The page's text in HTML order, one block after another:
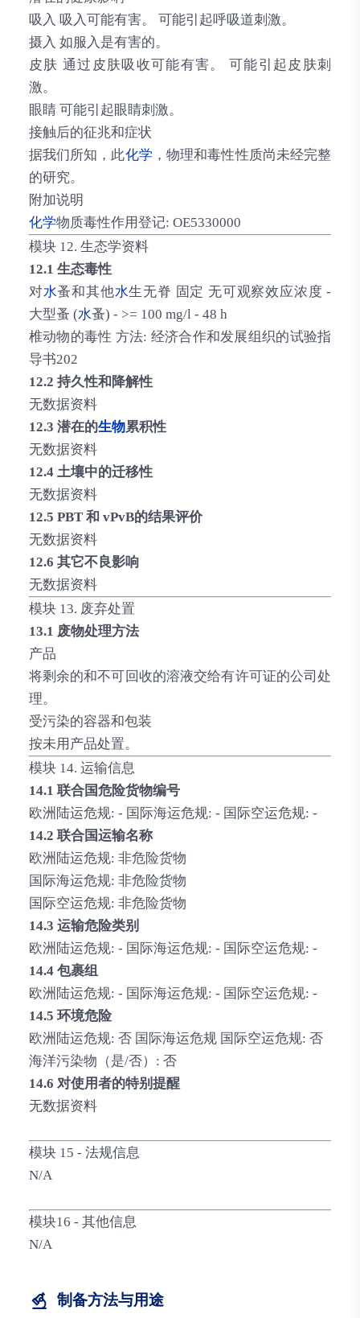
吸入 吸入可能有害。 可能引起呼吸道刺激。
摄入 如服入是有害的。
皮肤 通过皮肤吸收可能有害。 可能引起皮肤刺
激。
眼睛 可能引起眼睛刺激。
接触后的征兆和症状
据我们所知，此化学 ，物理和毒性性质尚未经完整
的研究。
附加说明
化学物质毒性作用登记: OE5330000
模块 12. 生态学资料
12.1 生态毒性
对水蚤和其他水生无脊 固定 无可观察效应浓度 -
大型蚤 (水蚤) - >= 100 mg/l - 48 h
椎动物的毒性 方法: 经济合作和发展组织的试验指
导书202
12.2 持久性和降解性
无数据资料
12.3 潜在的生物累积性
无数据资料
12.4 土壤中的迁移性
无数据资料
12.5 PBT 和 vPvB的结果评价
无数据资料
12.6 其它不良影响
无数据资料
模块 13. 废弃处置
13.1 废物处理方法
产品
将剩余的和不可回收的溶液交给有许可证的公司处
理。
受污染的容器和包装
按未用产品处置。
模块 14. 运输信息
14.1 联合国危险货物编号
欧洲陆运危规: - 国际海运危规: - 国际空运危规: -
14.2 联合国运输名称
欧洲陆运危规: 非危险货物
国际海运危规: 非危险货物
国际空运危规: 非危险货物
14.3 运输危险类别
欧洲陆运危规: - 国际海运危规: - 国际空运危规: -
14.4 包裹组
欧洲陆运危规: - 国际海运危规: - 国际空运危规: -
14.5 环境危险
欧洲陆运危规: 否 国际海运危规 国际空运危规: 否
海洋污染物（是/否）: 否
14.6 对使用者的特别提醒
无数据资料
模块 15 - 法规信息
N/A
模块16 - 其他信息
N/A
制备方法与用途